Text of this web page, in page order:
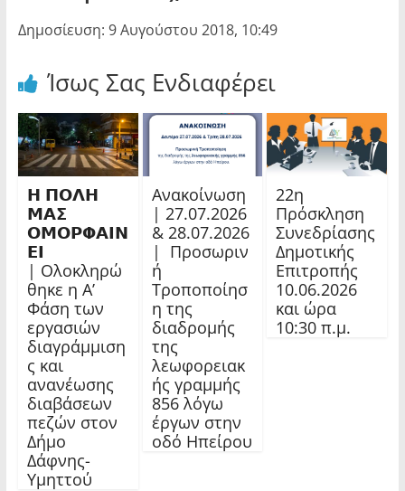
Δημοσίευση: 9 Αυγούστου 2018, 10:49
Ίσως Σας Ενδιαφέρει
𝝜 𝝥𝝤𝝠𝝜
𝝡𝝖𝝨
𝝤𝝡𝝤𝝦𝝫𝝖𝝞𝝢
𝝚𝝞
| Ολοκληρώ
θηκε η Α’
Φάση των
εργασιών
διαγράμμιση
ς και
ανανέωσης
διαβάσεων
πεζών στον
Δήμο
Δάφνης-
Υμηττού
Ανακοίνωση
| 27.07.2026
& 28.07.2026
| Προσωριν
ή
Τροποποίησ
η της
διαδρομής
της
λεωφορειακ
ής γραμμής
856 λόγω
έργων στην
οδό Ηπείρου
22η
Πρόσκληση
Συνεδρίασης
Δημοτικής
Επιτροπής
10.06.2026
και ώρα
10:30 π.μ.